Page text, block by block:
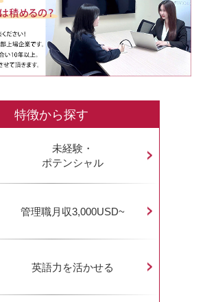
特徴から探す
未経験・
ポテンシャル
管理職月収3,000USD~
英語力を活かせる